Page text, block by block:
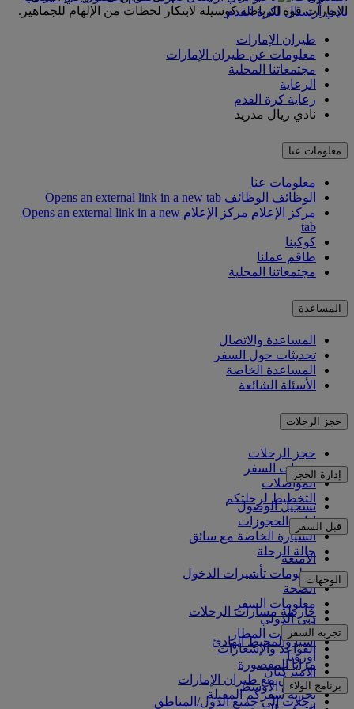
الإمارات قوة الرياضة كوسيلة لابتكار لحظات من الإلهام للجماهير.
نادي أرسنال لكرة القدم
طيران الإمارات
معلومات عن طيران الإمارات
مجتمعاتنا المحلية
الرعاية
رعاية كرة القدم
نادي ريال مدريد
معلومات عنا
معلومات عنا
الوظائف الوظائف Opens an external link in a new tab
مركز الإعلام
مركز الإعلام Opens an external link in a new
tab
كوكبنا
طاقم عملنا
مجتمعاتنا المحلية
المساعدة
المساعدة والاتصال
تحديثات حول السفر
المساعدة الخاصة
الأسئلة الشائعة
حجز الرحلات
حجز الرحلات
خدمات السفر
المواصلات
التخطيط لرحلتكم
إدارة الحجز
تسجيل الوصول
إدارة الحجوزات
السيارة الخاصة مع سائق
حالة الرحلة
قبل السفر
الأمتعة
معلومات تأشيرات الدخول
الصحة
معلومات السفر
دبي الدولي
مواصلات المطار
القواعد والإشعارات
الوجهات
خارطة مسارات الرحلات
أفريقيا
آسيا والمحيط الهادئ
أوروبا
الأميركتان
الشرق الأوسط
رحلات إلى جميع الدول/المناطق
تجربة السفر
مزايا المقصورة
التسوق مع طيران الإمارات
تجربة سفركم المقبلة
برنامج الولاء